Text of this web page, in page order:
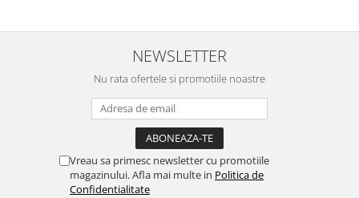
NEWSLETTER
Nu rata ofertele si promotiile noastre
Vreau sa primesc newsletter cu promotiile
magazinului. Afla mai multe in Politica de
Confidentialitate